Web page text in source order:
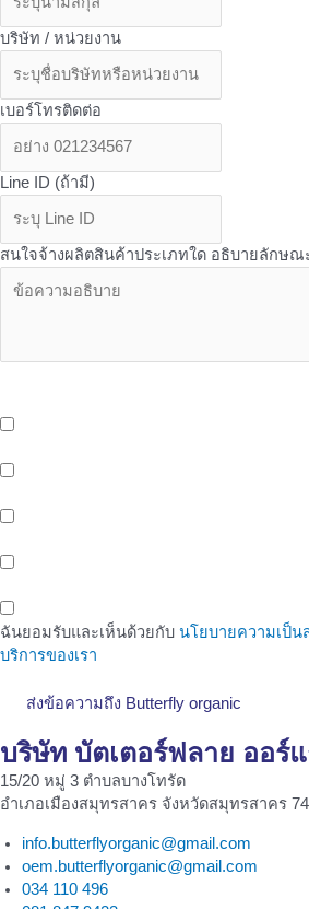
บริษัท / หน่วยงาน
เบอร์โทรติดต่อ
Line ID (ถ้ามี)
สนใจจ้างผลิตสินค้าประเภทใด อธิบายลักษ
ฉันยอมรับและเห็นด้วยกับ นโยบายความเป็น
บริการของเรา
ส่งข้อความถึง Butterfly organic
บริษัท บัตเตอร์ฟลาย ออร์
15/20 หมู่ 3 ตำบลบางโทรัด
อำเภอเมืองสมุทรสาคร จังหวัดสมุทรสาคร
info.butterflyorganic@gmail.com
oem.butterflyorganic@gmail.com
034 110 496